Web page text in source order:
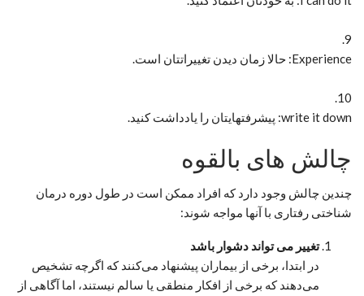
9.
Experience: حالا زمان دیدن تغییراتتان است.
10.
write it down: پیشرفتهایتان را یادداشت کنید.
چالش های بالقوه
چندین چالش وجود دارد که افراد ممکن است در طول دوره درمان
شناختی رفتاری با آنها مواجه شوند:
تغییر می تواند دشوار باشد
در ابتدا، برخی از بیماران پیشنهاد می‌کنند که اگرچه تشخیص
می‌دهند که برخی از افکار منطقی یا سالم نیستند، اما آگاهی از